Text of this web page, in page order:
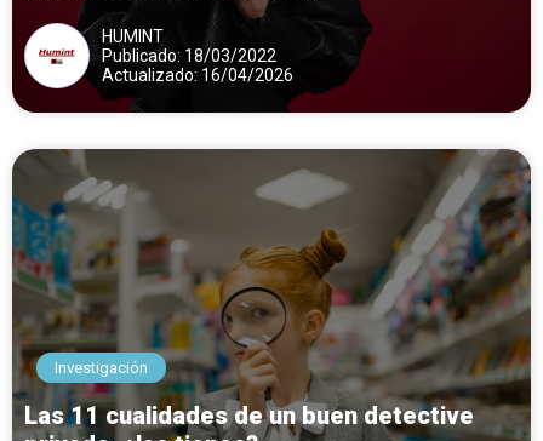
HUMINT
Publicado: 18/03/2022
Actualizado: 16/04/2026
Investigación
Las 11 cualidades de un buen detective